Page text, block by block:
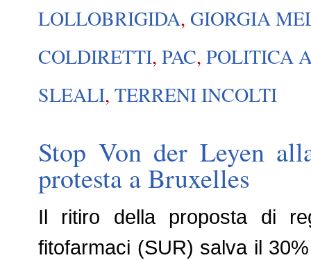
LOLLOBRIGIDA, GIORGIA
COLDIRETTI, PAC, POLITICA
SLEALI, TERRENI INCOLTI
Stop Von der Leyen
protesta a Bruxelles
Il ritiro della proposta di
fitofarmaci (SUR) salva il